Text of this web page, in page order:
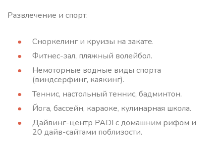
Развлечение и спорт:
Сноркелинг и круизы на закате.
Фитнес-зал, пляжный волейбол.
Немоторные водные виды спорта
(виндсерфинг, каякинг).
Теннис, настольный теннис, бадминтон.
Йога, бассейн, караоке, кулинарная школа.
Дайвинг-центр PADI с домашним рифом и
20 дайв-сайтами поблизости.